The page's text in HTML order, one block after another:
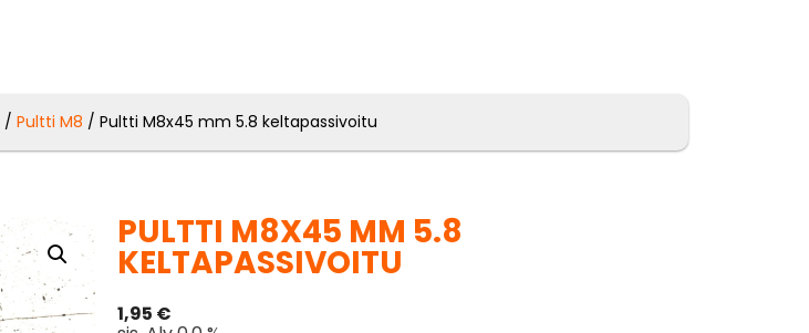
/Pultti M8 / Pultti M8x45 mm 5.8 keltapassivoitu
PULTTI M8X45 MM 5.8
KELTAPASSIVOITU
1,95 €